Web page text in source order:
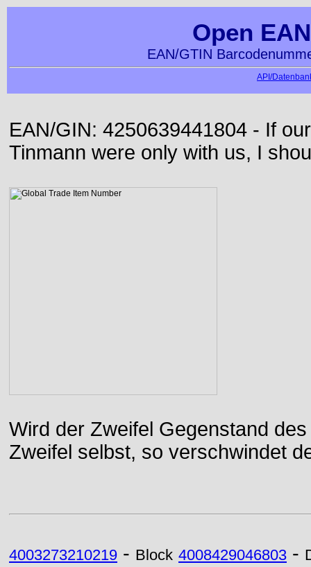
Open
EAN/GTIN
API/
EAN/GIN: 4250639441804 - If
Tinmann were only with us, I
Wird der Zweifel Gegenstand
Zweifel selbst, so verschwindet
4003273210219 - Block 4008429046803 -